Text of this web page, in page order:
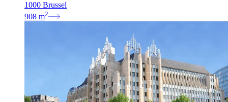
1000 Brussel
908 m2